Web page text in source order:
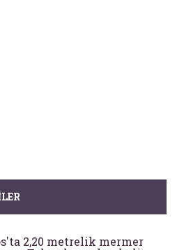
2,20 metrelik mermer